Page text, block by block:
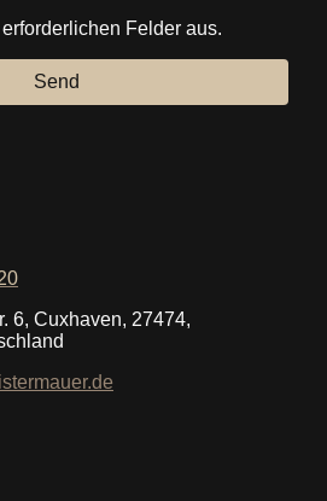
Felder aus.
Send
6, Cuxhaven, 27474,